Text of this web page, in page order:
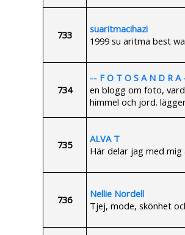
733
suaritmacihazi
1999 su aritma best
734
-- F O T O S A N D R A
en blogg om foto,
himmel och jord.
735
ALVA T
Här delar jag med
736
Nellie Nordell
Tjej, mode, skönhet